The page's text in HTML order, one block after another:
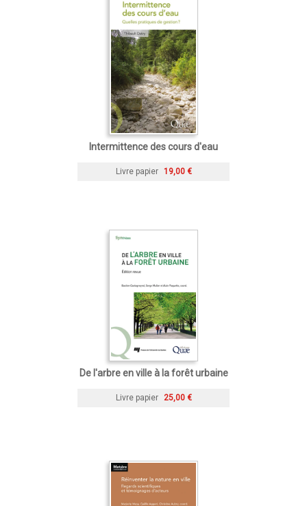
Intermittence des cours d'eau
Livre papier 19,00 €
De l'arbre en ville à la forêt urbaine
Livre papier 25,00 €